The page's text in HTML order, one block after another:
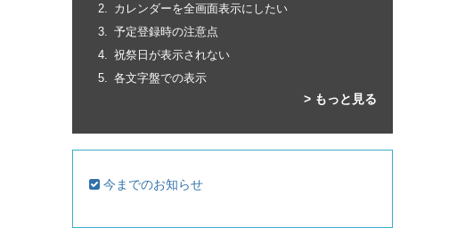
カレンダーを全画面表示にしたい
予定登録時の注意点
祝祭日が表示されない
各文字盤での表示
> もっと見る
今までのお知らせ